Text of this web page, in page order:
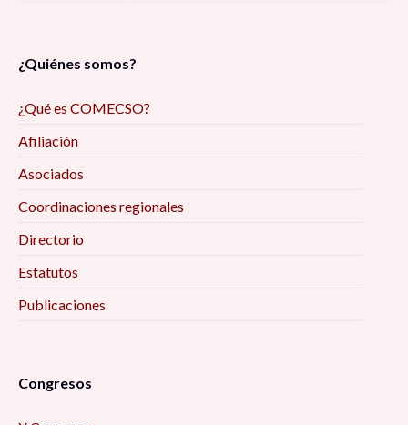
¿Quiénes somos?
¿Qué es COMECSO?
Afiliación
Asociados
Coordinaciones regionales
Directorio
Estatutos
Publicaciones
Congresos